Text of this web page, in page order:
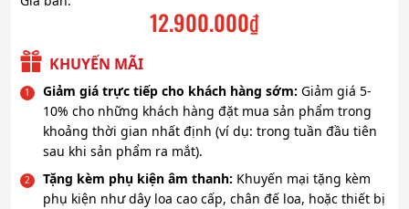
12.900.000₫
KHUYẾN MÃI
Giảm giá trực tiếp cho khách hàng sớm: Giảm giá 5-
10% cho những khách hàng đặt mua sản phẩm trong
khoảng thời gian nhất định (ví dụ: trong tuần đầu tiên
sau khi sản phẩm ra mắt).
Tặng kèm phụ kiện âm thanh: Khuyến mại tặng kèm
phụ kiện như dây loa cao cấp, chân đế loa, hoặc thiết bị